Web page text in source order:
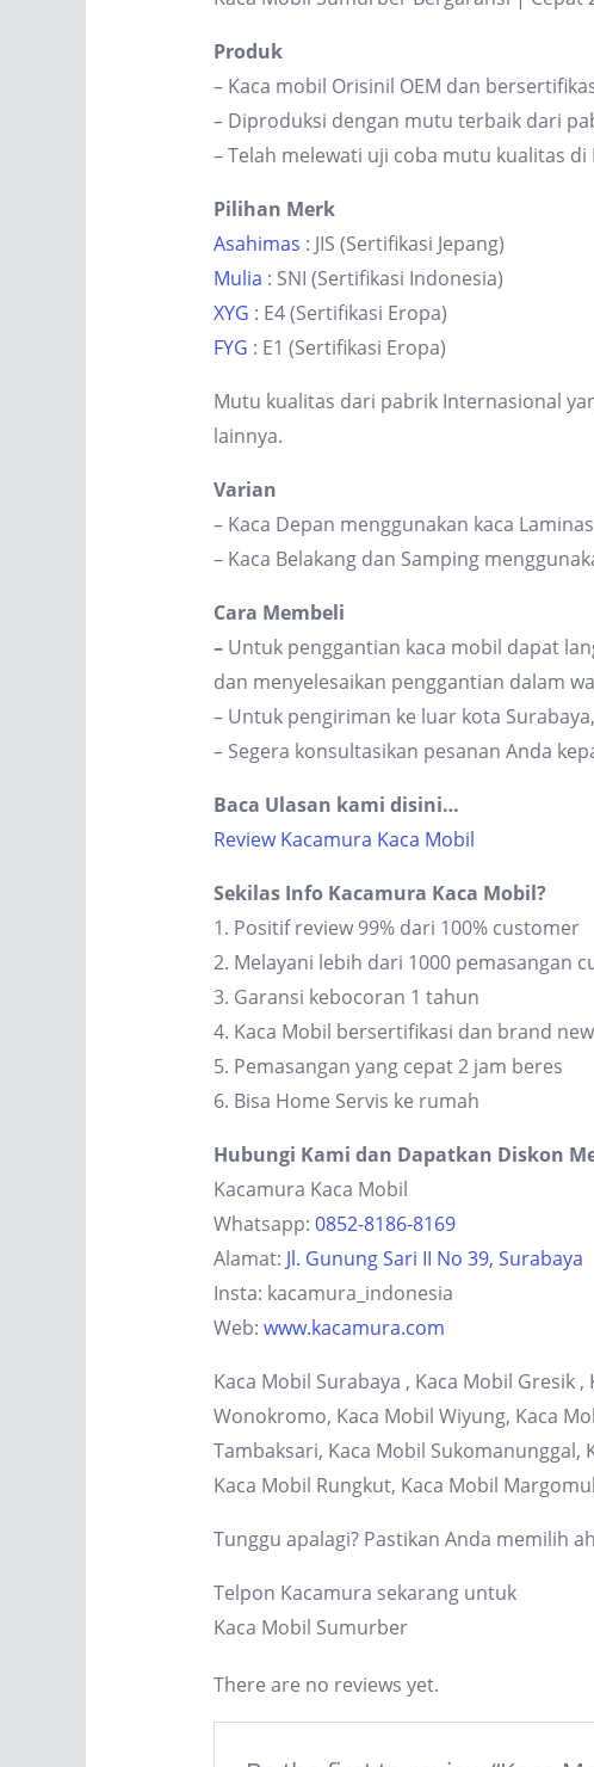
Produk
– Kaca mobil Orisinil OEM dan
– Diproduksi dengan mutu terbaik dari
– Telah melewati uji coba mutu kualitas di
Pilihan Merk
Asahimas : JIS (Sertifikasi Jepang)
Mulia : SNI (Sertifikasi Indonesia)
XYG : E4 (Sertifikasi Eropa)
FYG : E1 (Sertifikasi Eropa)
Mutu kualitas dari pabrik Internasional
lainnya.
Varian
– Kaca Depan menggunakan kaca
– Kaca Belakang dan Samping
Cara Membeli
– Untuk penggantian kaca mobil dapat
dan menyelesaikan penggantian dalam
– Untuk pengiriman ke luar kota
– Segera konsultasikan pesanan Anda
Baca Ulasan kami disini…
Review Kacamura Kaca Mobil
Sekilas Info Kacamura Kaca Mobil?
1. Positif review 99% dari 100% customer
2. Melayani lebih dari 1000 pemasangan
3. Garansi kebocoran 1 tahun
4. Kaca Mobil bersertifikasi dan brand new
5. Pemasangan yang cepat 2 jam beres
6. Bisa Home Servis ke rumah
Hubungi Kami dan Dapatkan Diskon
Kacamura Kaca Mobil
Whatsapp: 0852-8186-8169
Alamat: Jl. Gunung Sari II No 39, Surabaya
Insta: kacamura_indonesia
Web: www.kacamura.com
Kaca Mobil Surabaya , Kaca Mobil Gresik
Wonokromo, Kaca Mobil Wiyung, Kaca
Tambaksari, Kaca Mobil Sukomanunggal,
Kaca Mobil Rungkut, Kaca Mobil
Tunggu apalagi? Pastikan Anda memilih
Telpon Kacamura sekarang untuk
Kaca Mobil Sumurber
There are no reviews yet.